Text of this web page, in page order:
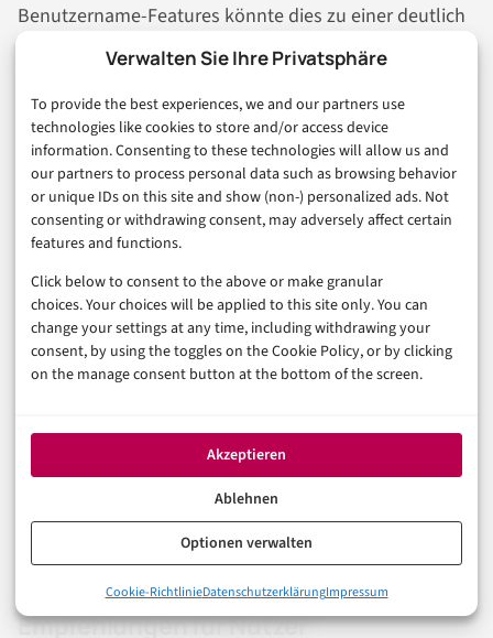
Verwalten Sie Ihre Privatsphäre
To provide the best experiences, we and our partners use
technologies like cookies to store and/or access device
information. Consenting to these technologies will allow us and
our partners to process personal data such as browsing behavior
or unique IDs on this site and show (non-) personalized ads. Not
consenting or withdrawing consent, may adversely affect certain
features and functions.
Click below to consent to the above or make granular
choices. Your choices will be applied to this site only. You can
change your settings at any time, including withdrawing your
consent, by using the toggles on the Cookie Policy, or by clicking
on the manage consent button at the bottom of the screen.
Akzeptieren
Ablehnen
Optionen verwalten
Cookie-RichtlinieDatenschutzerklärungImpressum
Benutzername-Features könnte dies zu einer deutlich
sichereren Kommunikationsumgebung führen.
Die Integration von künstlicher Intelligenz wird
voraussichtlich zunehmen. „Ask Meta AI“-Features
ermöglichen bereits jetzt die Verifikation von
Informationen direkt im Chat. Zukünftig könnten KI-
Assistenten bei der Verwaltung von Kontakten, der
Spam-Erkennung und der Optimierung von
Privatsphäre-Einstellungen helfen.
Langfristig könnte WhatsApp zu einer Plattform
werden, die weit über einfache Nachrichten
Business-Tools und möglicherweise sogar
Zahlungsfunktionen könnten folgen. Die
Benutzername-Funktion bildet die Grundlage für viele
dieser zukünftigen Entwicklungen.
Empfehlungen für Nutzer
Die neue Benutzername-Funktion im Detail erklärt